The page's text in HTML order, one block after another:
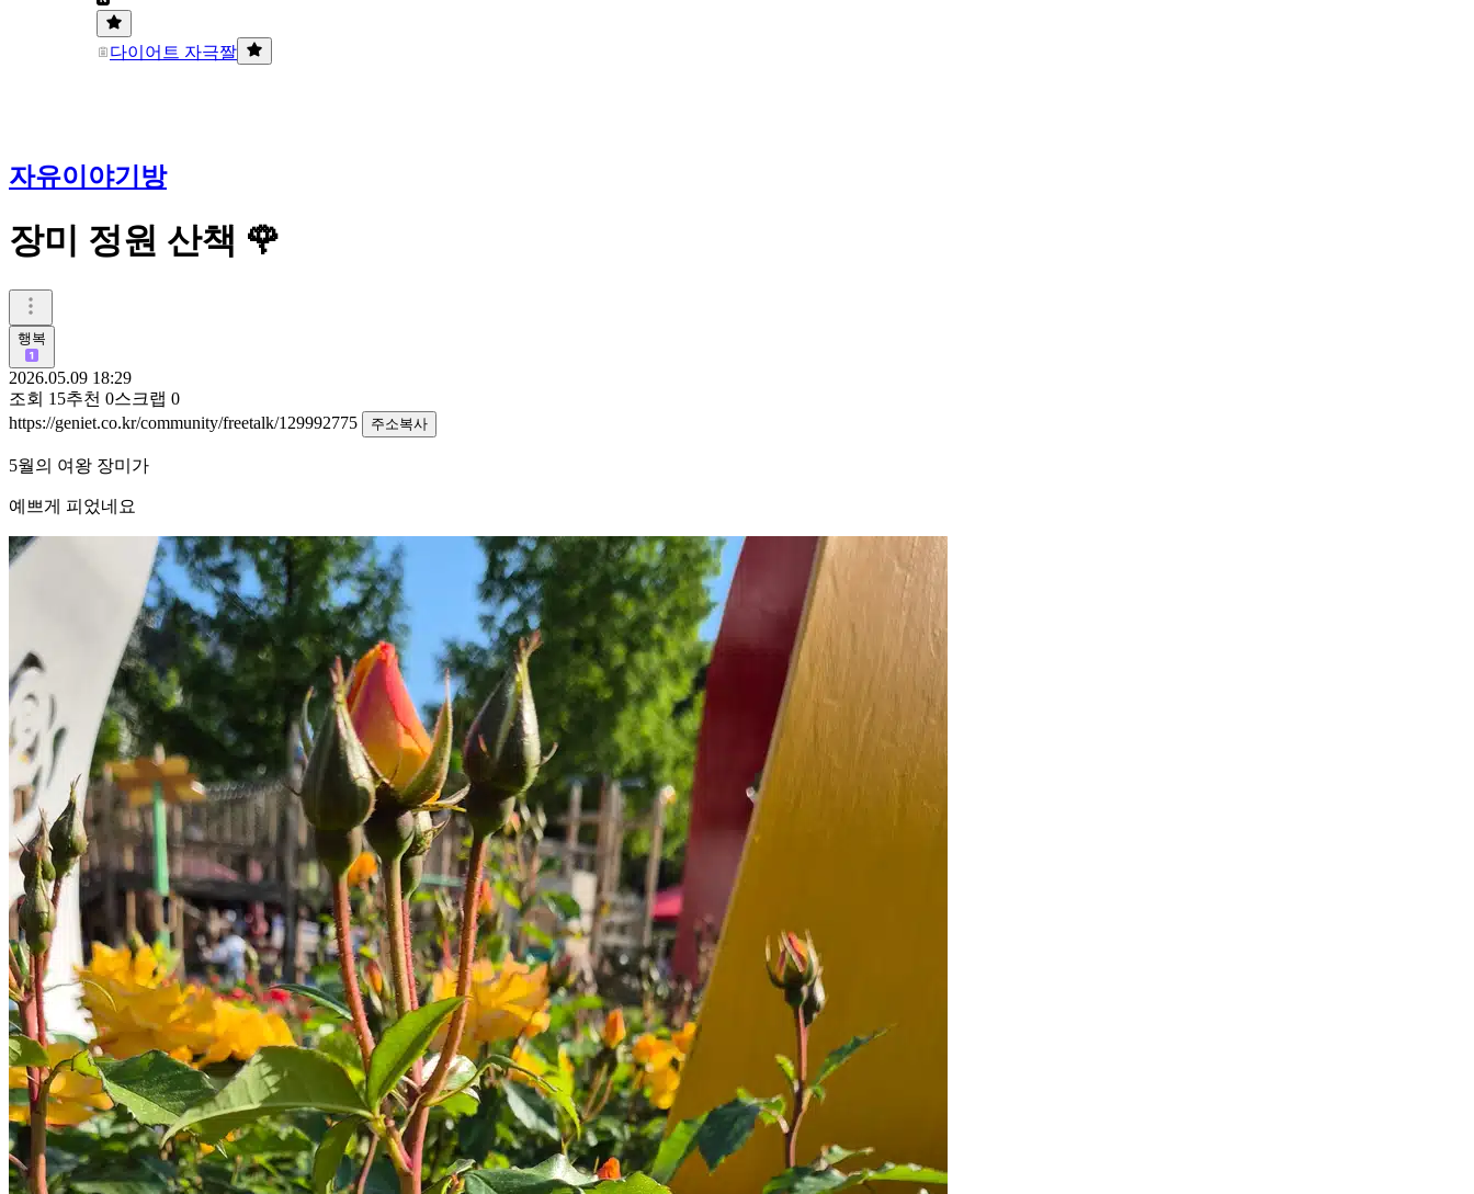
다이어트 자극짤
자유이야기방
장미 정원 산책 🌹
행복
2026.05.09 18:29
조회 15추천 0스크랩 0
https://geniet.co.kr/community/freetalk/129992775
주소복사
5월의 여왕 장미가
예쁘게 피었네요